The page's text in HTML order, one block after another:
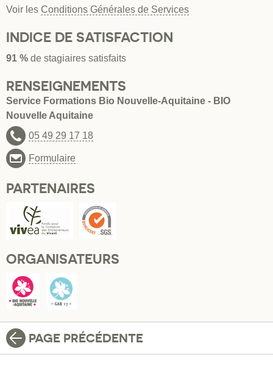
Voir les Conditions Générales de Services
INDICE DE SATISFACTION
91 % de stagiaires satisfaits
RENSEIGNEMENTS
Service Formations Bio Nouvelle-Aquitaine - BIO
Nouvelle Aquitaine
05 49 29 17 18
Formulaire
PARTENAIRES
ORGANISATEURS
PAGE PRÉCÉDENTE